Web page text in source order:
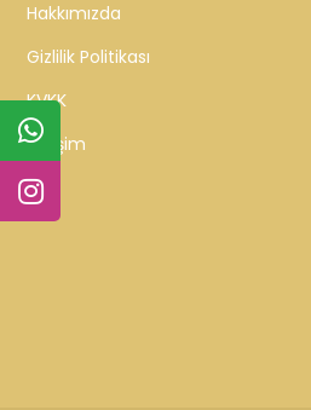
Hakkımızda
Gizlilik Politikası
KVKK
İletişim